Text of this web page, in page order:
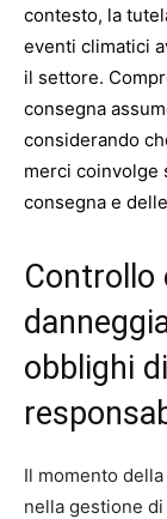
contesto, la
eventi climatici
il settore.
consegna
considerando
merci coinvolge
consegna e
Controllo
obblighi
Il momento
nella gestione